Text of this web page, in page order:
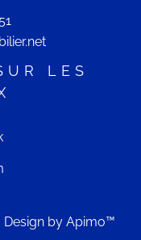
LES
Design by Apimo™